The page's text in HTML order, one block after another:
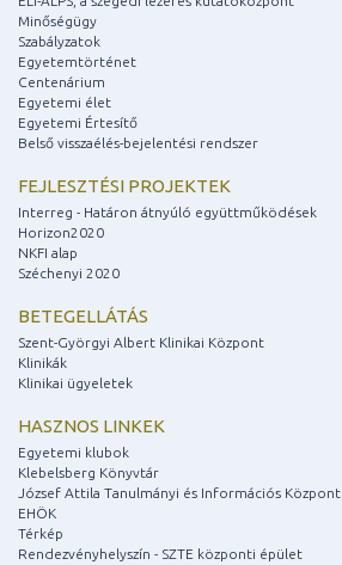
Minőségügy
Szabályzatok
Egyetemtörténet
Centenárium
Egyetemi élet
Egyetemi Értesítő
Belső visszaélés-bejelentési rendszer
FEJLESZTÉSI PROJEKTEK
Interreg - Határon átnyúló együttműködések
Horizon2020
NKFI alap
Széchenyi 2020
BETEGELLÁTÁS
Szent-Györgyi Albert Klinikai Központ
Klinikák
Klinikai ügyeletek
HASZNOS LINKEK
Egyetemi klubok
Klebelsberg Könyvtár
József Attila Tanulmányi és Információs Központ
EHÖK
Térkép
Rendezvényhelyszín - SZTE központi épület